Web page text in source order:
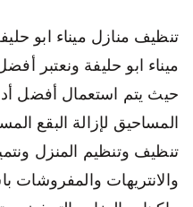
تنظيف منازل ميناء ابو
ميناء ابو حليفة ونعتبر
حيث يتم استعمال أفضل
المساحيق لإزالة البقع
تنظيف وتنظيم المنزل
والانتريهات والمفروشات